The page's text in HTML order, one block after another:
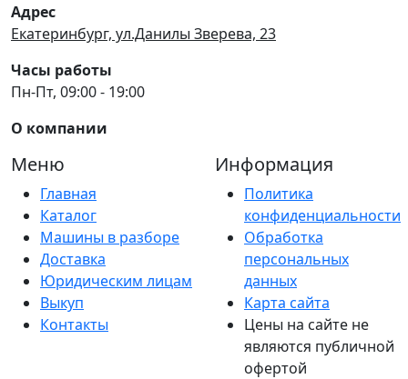
Адрес
Екатеринбург, ул.Данилы Зверева, 23
Часы работы
Пн-Пт, 09:00 - 19:00
О компании
Меню
Главная
Каталог
Машины в разборе
Доставка
Юридическим лицам
Выкуп
Контакты
Информация
Политика
конфиденциальности
Обработка
персональных
данных
Карта сайта
Цены на сайте не
являются публичной
офертой